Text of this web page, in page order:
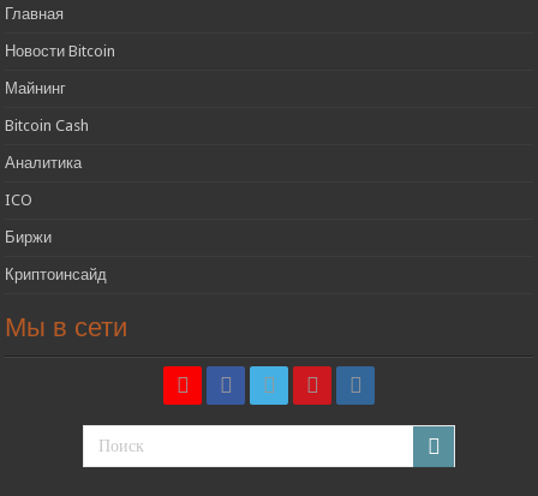
Главная
Новости Bitcoin
Майнинг
Bitcoin Cash
Аналитика
ICO
Биржи
Криптоинсайд
Мы в сети